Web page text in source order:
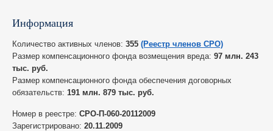
Информация
Количество активных членов: 355 (Реестр членов СРО)
Размер компенсационного фонда возмещения вреда: 97 млн. 243
тыс. руб.
Размер компенсационного фонда обеспечения договорных
обязательств: 191 млн. 879 тыс. руб.
Номер в реестре: СРО-П-060-20112009
Зарегистрировано: 20.11.2009